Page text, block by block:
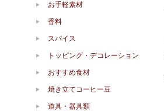
お手軽素材
香料
スパイス
トッピング・デコレーション
おすすめ食材
焼き立てコーヒー豆
道具・器具類